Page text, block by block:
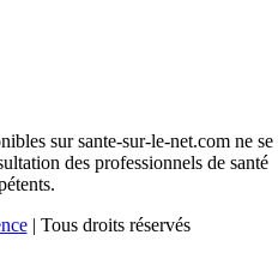
sur sante-sur-le-net.com ne se
des professionnels de santé
| Tous droits réservés